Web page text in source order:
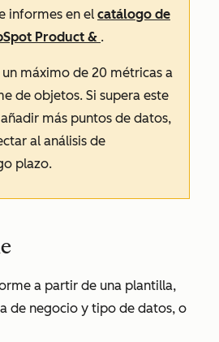
informes en el catálogo de
Product & .
máximo de 20 métricas a
de objetos. Si supera este
más puntos de datos,
al análisis de
plazo.
a partir de una plantilla,
de negocio y tipo de datos, o